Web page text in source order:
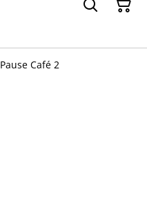
Pause Café 2